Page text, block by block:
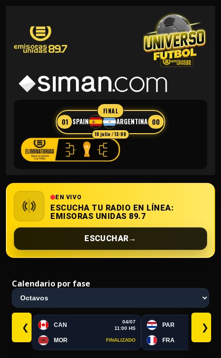
FINAL
01 SPAIN ARGENTINA 00
19 julio / 13:00
EN VIVO
ESCUCHA TU RADIO EN LÍNEA:
EMISORAS UNIDAS 89.7
ESCUCHAR→
Calendario por fase
❮ CAN
04/07
11:00 HS
MOR FINALIZADO
PAR
FRA
❯